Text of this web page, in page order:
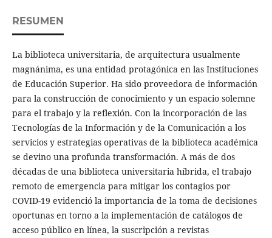
RESUMEN
La biblioteca universitaria, de arquitectura usualmente
magnánima, es una entidad protagónica en las Instituciones
de Educación Superior. Ha sido proveedora de información
para la construcción de conocimiento y un espacio solemne
para el trabajo y la reflexión. Con la incorporación de las
Tecnologías de la Información y de la Comunicación a los
servicios y estrategias operativas de la biblioteca académica
se devino una profunda transformación. A más de dos
décadas de una biblioteca universitaria híbrida, el trabajo
remoto de emergencia para mitigar los contagios por
COVID-19 evidenció la importancia de la toma de decisiones
oportunas en torno a la implementación de catálogos de
acceso público en línea, la suscripción a revistas